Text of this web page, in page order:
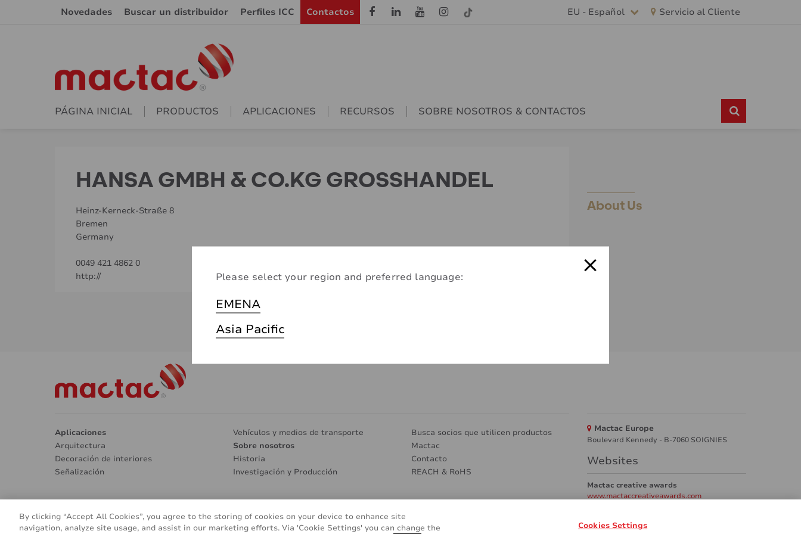
Novedades Buscar un distribuidor Perfiles ICC Contactos EU - Español
Please select your region and preferred language:
EMENA
Asia Pacific
Servicio al Cliente
PÁGINA INICIAL PRODUCTOS APLICACIONES RECURSOS SOBRE NOSOTROS & CONTACTOS
HANSA GMBH & CO.KG GROSSHANDEL
Heinz-Kerneck-Straße 8
Bremen
Germany
0049 421 4862 0
http://
About Us
Aplicaciones
Arquitectura
Decoración de interiores
Señalización
Vehículos y medios de transporte
Sobre nosotros
Historia
Investigación y Producción
Busca socios que utilicen productos
Mactac
Contacto
REACH & RoHS
Mactac Europe
Boulevard Kennedy - B-7060 SOIGNIES
Websites
Mactac creative awards
www.mactaccreativeawards.com
© 2016 - 2026 Glosario Cookie Policy FAQ (Preguntas frecuente) GDPR Legal & Privacy Notices
By clicking “Accept All Cookies”, you agree to the storing of cookies on your device to enhance site
navigation, analyze site usage, and assist in our marketing efforts. Via 'Cookie Settings' you can change the
Cookies Settings